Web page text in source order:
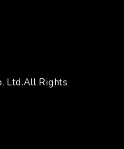
Ltd.All Rights